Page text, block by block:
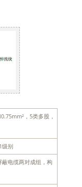
，5类多股，
级别
电缆两对成组，构